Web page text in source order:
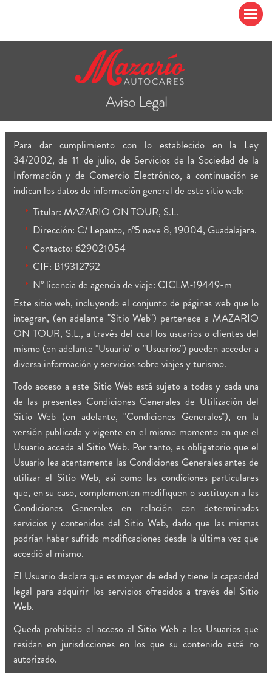
Aviso Legal
Para dar cumplimiento con lo establecido en la Ley
34/2002, de 11 de julio, de Servicios de la Sociedad de la
Información y de Comercio Electrónico, a continuación se
indican los datos de información general de este sitio web:
Titular: MAZARIO ON TOUR, S.L.
Dirección: C/ Lepanto, nº5 nave 8, 19004, Guadalajara.
Contacto: 629021054
CIF: B19312792
Nº licencia de agencia de viaje: CICLM-19449-m
Este sitio web, incluyendo el conjunto de páginas web que lo
integran, (en adelante "Sitio Web") pertenece a MAZARIO
ON TOUR, S.L., a través del cual los usuarios o clientes del
mismo (en adelante "Usuario" o "Usuarios") pueden acceder a
diversa información y servicios sobre viajes y turismo.
Todo acceso a este Sitio Web está sujeto a todas y cada una
de las presentes Condiciones Generales de Utilización del
Sitio Web (en adelante, "Condiciones Generales"), en la
versión publicada y vigente en el mismo momento en que el
Usuario acceda al Sitio Web. Por tanto, es obligatorio que el
Usuario lea atentamente las Condiciones Generales antes de
utilizar el Sitio Web, así como las condiciones particulares
que, en su caso, complementen modifiquen o sustituyan a las
Condiciones Generales en relación con determinados
servicios y contenidos del Sitio Web, dado que las mismas
podrían haber sufrido modificaciones desde la última vez que
accedió al mismo.
El Usuario declara que es mayor de edad y tiene la capacidad
legal para adquirir los servicios ofrecidos a través del Sitio
Web.
Queda prohibido el acceso al Sitio Web a los Usuarios que
residan en jurisdicciones en los que su contenido esté no
autorizado.